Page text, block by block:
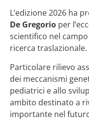
L’edizione 2026 ha
De Gregorio per
scientifico nel
ricerca traslazionale.
Particolare rilievo
dei meccanismi
pediatrici e allo
ambito destinato a
importante nel